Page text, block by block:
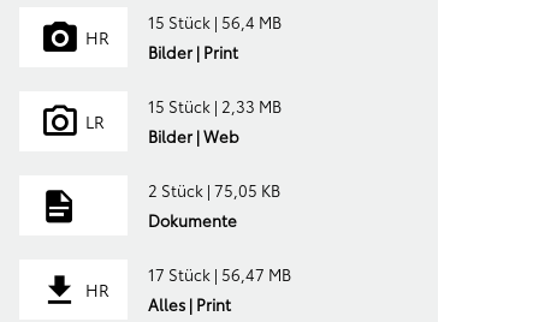
HR
15 Stück | 56,4 MB
Bilder | Print
LR
15 Stück | 2,33 MB
Bilder | Web
2 Stück | 75,05 KB
Dokumente
HR
17 Stück | 56,47 MB
Alles | Print